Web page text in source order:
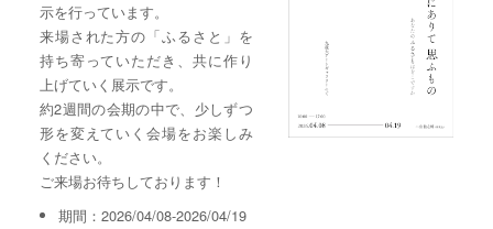
示を行っています。
来場された方の「ふるさと」を
持ち寄っていただき、共に作り
上げていく展示です。
約2週間の会期の中で、少しずつ
形を変えていく会場をお楽しみ
ください。
ご来場お待ちしております！
期間：2026/04/08-2026/04/19